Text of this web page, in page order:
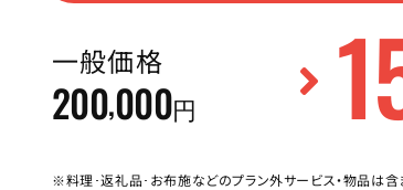
一般価格
200,000円
※料理･返礼品･お布施などのプラン外サービス・物品は含